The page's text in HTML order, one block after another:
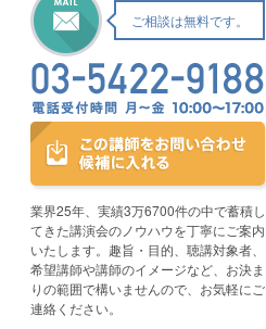
ご相談は無料です。
業界25年、実績3万6700件の中で蓄積し
てきた講演会のノウハウを丁寧にご案内
いたします。趣旨・目的、聴講対象者、
希望講師や講師のイメージなど、お決ま
りの範囲で構いませんので、お気軽にご
連絡ください。